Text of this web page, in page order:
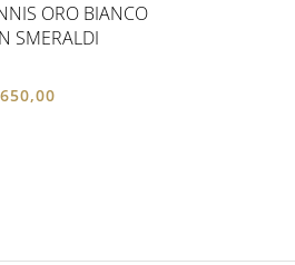
ORO BIANCO
SMERALDI